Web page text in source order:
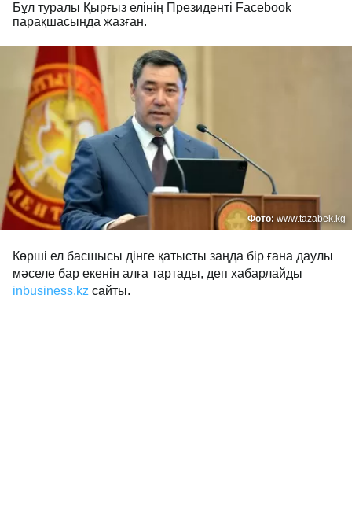
Бұл туралы Қырғыз елінің Президенті Facebook
парақшасында жазған.
Фото: www.tazabek.kg
Көрші ел басшысы дінге қатысты заңда бір ғана даулы
мәселе бар екенін алға тартады, деп хабарлайды
inbusiness.kz сайты.